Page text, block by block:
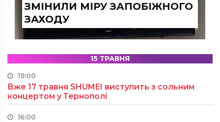
ЗМІНИЛИ МІРУ ЗАПОБІЖНОГО
ЗАХОДУ
15 ТРАВНЯ
19:00
Вже 17 травня SHUMEI виступить з сольним
концертом у Тернополі
16:00